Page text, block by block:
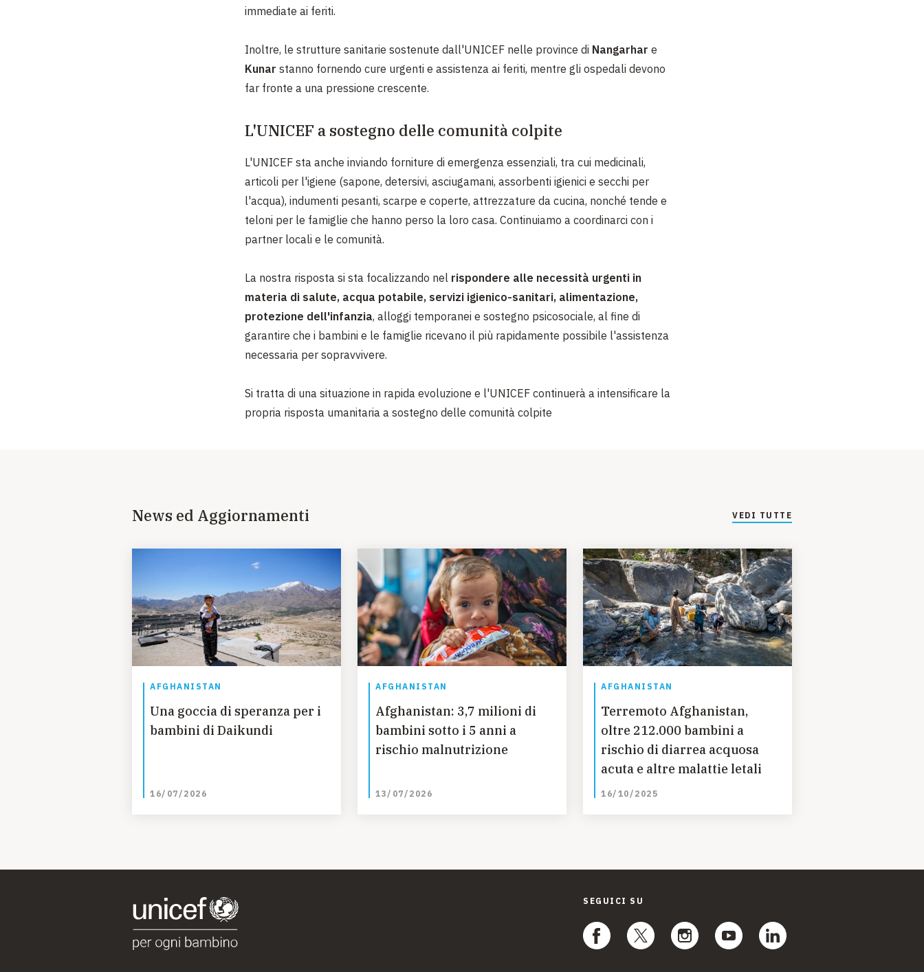
immediate ai feriti.
Inoltre, le strutture sanitarie sostenute dall'UNICEF nelle province di Nangarhar e
Kunar stanno fornendo cure urgenti e assistenza ai feriti, mentre gli ospedali devono
far fronte a una pressione crescente.
L'UNICEF a sostegno delle comunità colpite
L'UNICEF sta anche inviando forniture di emergenza essenziali, tra cui medicinali,
articoli per l'igiene (sapone, detersivi, asciugamani, assorbenti igienici e secchi per
l'acqua), indumenti pesanti, scarpe e coperte, attrezzature da cucina, nonché tende e
teloni per le famiglie che hanno perso la loro casa. Continuiamo a coordinarci con i
partner locali e le comunità.
La nostra risposta si sta focalizzando nel rispondere alle necessità urgenti in
materia di salute, acqua potabile, servizi igienico-sanitari, alimentazione,
protezione dell'infanzia, alloggi temporanei e sostegno psicosociale, al fine di
garantire che i bambini e le famiglie ricevano il più rapidamente possibile l'assistenza
necessaria per sopravvivere.
Si tratta di una situazione in rapida evoluzione e l'UNICEF continuerà a intensificare la
propria risposta umanitaria a sostegno delle comunità colpite
News ed Aggiornamenti VEDI TUTTE
AFGHANISTAN
Una goccia di speranza per i
bambini di Daikundi
16/07/2026
AFGHANISTAN
Afghanistan: 3,7 milioni di
bambini sotto i 5 anni a
rischio malnutrizione
13/07/2026
AFGHANISTAN
Terremoto Afghanistan,
oltre 212.000 bambini a
rischio di diarrea acquosa
acuta e altre malattie letali
16/10/2025
SEGUICI SU